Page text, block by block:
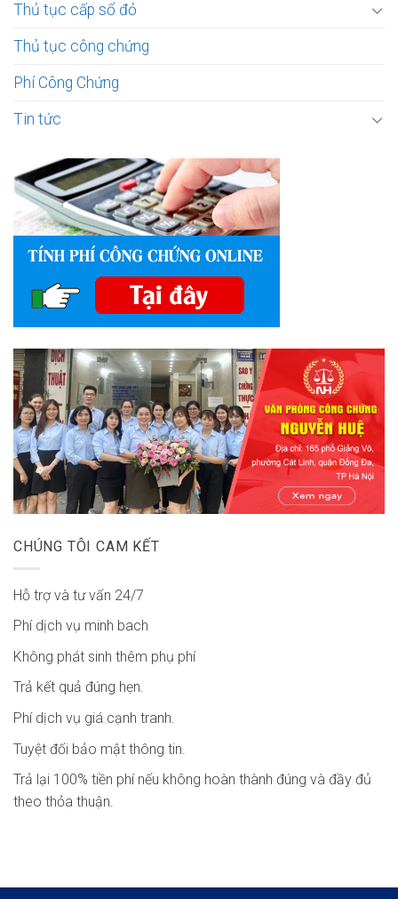
Thủ tục cấp sổ đỏ
Thủ tục công chứng
Phí Công Chứng
Tin tức
CHÚNG TÔI CAM KẾT
Hỗ trợ và tư vấn 24/7
Phí dịch vụ minh bach
Không phát sinh thêm phụ phí
Trả kết quả đúng hẹn.
Phí dịch vụ giá cạnh tranh.
Tuyệt đối bảo mật thông tin.
Trả lại 100% tiền phí nếu không hoàn thành đúng và đầy đủ
theo thỏa thuận.